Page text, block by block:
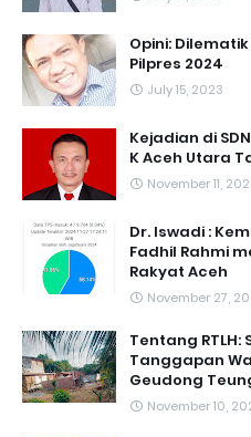
Opini:
Pilpres 2024
July 15, 2023
Kejadian di
K Aceh Utara
November 11,
Dr. Iswadi :
Fadhil Rahmi
Rakyat Aceh
November 27,
Tentang
Tanggapan
Geudong
November 10,